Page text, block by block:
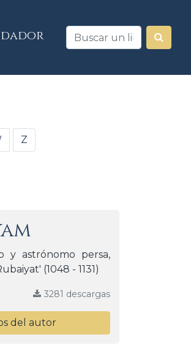
Z
y astrónomo persa,
(1048 - 1131)
3281 descargas
del autor